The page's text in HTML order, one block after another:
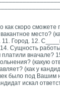
скоро сможете
место?
Город. 12.
Сущность
вначале?
(какую
(как у
было под
искал